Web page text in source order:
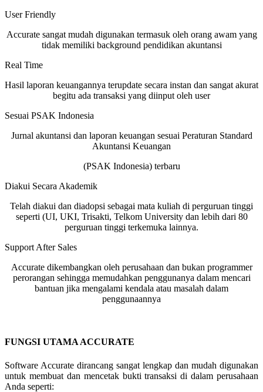
User Friendly
Accurate sangat mudah digunakan termasuk oleh orang awam yang
tidak memiliki background pendidikan akuntansi
Real Time
Hasil laporan keuangannya terupdate secara instan dan sangat akurat
begitu ada transaksi yang diinput oleh user
Sesuai PSAK Indonesia
Jurnal akuntansi dan laporan keuangan sesuai Peraturan Standard
Akuntansi Keuangan
(PSAK Indonesia) terbaru
Diakui Secara Akademik
Telah diakui dan diadopsi sebagai mata kuliah di perguruan tinggi
seperti (UI, UKI, Trisakti, Telkom University dan lebih dari 80
perguruan tinggi terkemuka lainnya.
Support After Sales
Accurate dikembangkan oleh perusahaan dan bukan programmer
perorangan sehingga memudahkan penggunanya dalam mencari
bantuan jika mengalami kendala atau masalah dalam
penggunaannya
FUNGSI UTAMA ACCURATE
Software Accurate dirancang sangat lengkap dan mudah digunakan
untuk membuat dan mencetak bukti transaksi di dalam perusahaan
Anda seperti: